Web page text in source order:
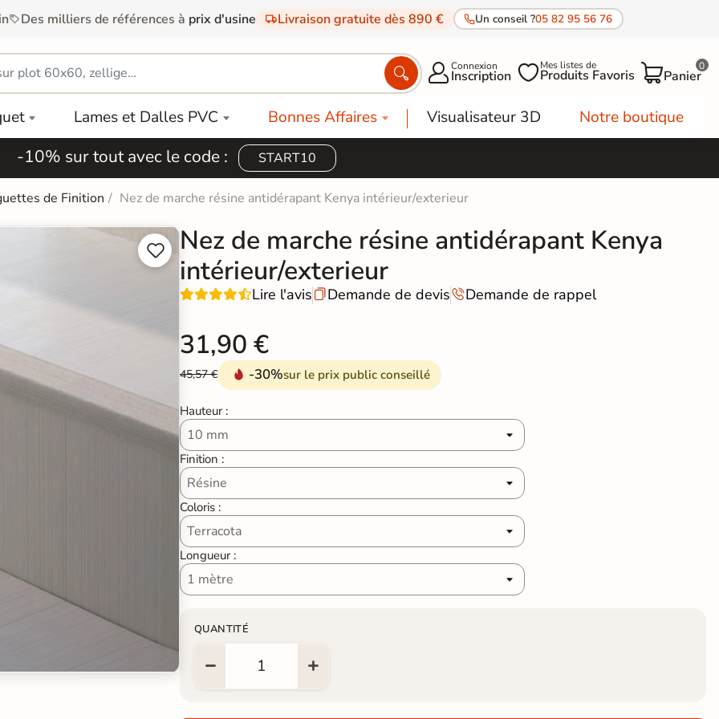
Des milliers de références à prix d'usine Livraison gratuite dès 890 € Un conseil ?05 82 95 56 76
 Connexion
Inscription Mes listes de
Produits Favoris Panier
0
Lames et Dalles PVC Bonnes Affaires Visualisateur 3D Notre boutique
-10% sur tout avec le code : START10
de Finition Nez de marche résine antidérapant Kenya intérieur/exterieur


Nez de marche résine antidérapant Kenya
intérieur/exterieur
Lire l'avis Demande de devisDemande de rappel
31,90 €
45,57 € -30%sur le prix public conseillé
Hauteur :
Finition :
Coloris :
Longueur :
QUANTITÉ